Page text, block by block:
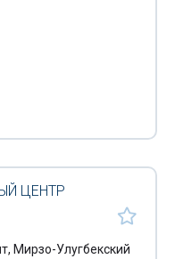
ЦЕНТР
Мирзо-Улугбекский